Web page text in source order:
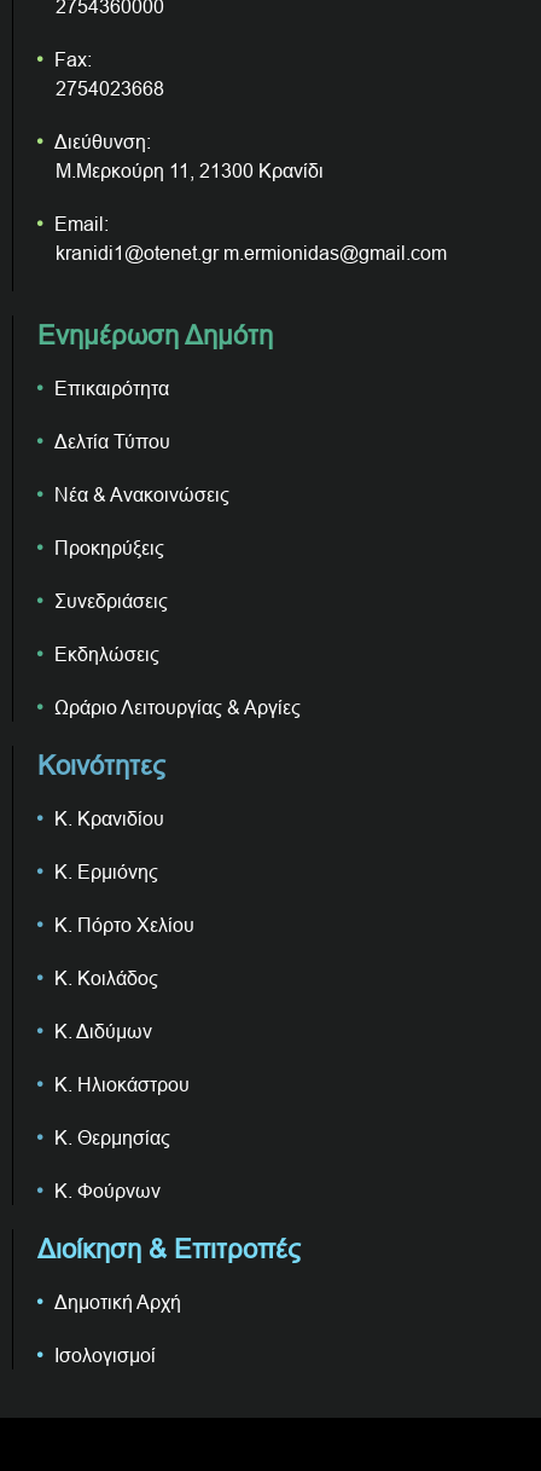
2754360000
Fax:
2754023668
Διεύθυνση:
Μ.Μερκούρη 11, 21300 Κρανίδι
Email:
kranidi1@otenet.gr m.ermionidas@gmail.com
Ενημέρωση Δημότη
Επικαιρότητα
Δελτία Τύπου
Νέα & Ανακοινώσεις
Προκηρύξεις
Συνεδριάσεις
Εκδηλώσεις
Ωράριο Λειτουργίας & Αργίες
Κοινότητες
Κ. Κρανιδίου
Κ. Ερμιόνης
Κ. Πόρτο Χελίου
Κ. Κοιλάδος
Κ. Διδύμων
Κ. Ηλιοκάστρου
Κ. Θερμησίας
Κ. Φούρνων
Διοίκηση & Επιτροπές
Δημοτική Αρχή
Ισολογισμοί